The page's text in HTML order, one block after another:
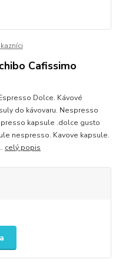
Cafissimo
Dolce. Kávové
do kávovaru. Nespresso
kapsule .dolce gusto
nespresso. Kavove kapsule.
celý popis